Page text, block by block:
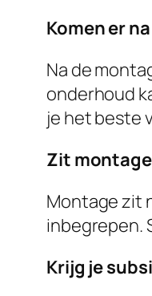
Komen er
Na de
onderhoud
je het beste
Zit
Montage zit
inbegrepen.
Krijg je